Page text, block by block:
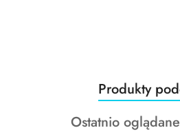
Pomiń karuzelę produktów
Produkty
o
statusie:
Produkty
Produkty
Ostatnio